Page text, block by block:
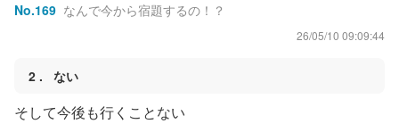
No.169 なんで今から宿題するの！？
26/05/10 09:09:44
2 ない
そして今後も行くことない